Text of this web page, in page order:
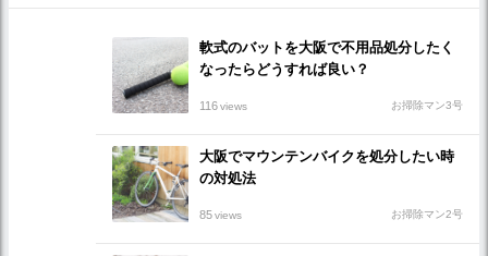
軟式のバットを大阪で不用品処分したく
なったらどうすれば良い？
116views お掃除マン3号
大阪でマウンテンバイクを処分したい時
の対処法
85views お掃除マン2号